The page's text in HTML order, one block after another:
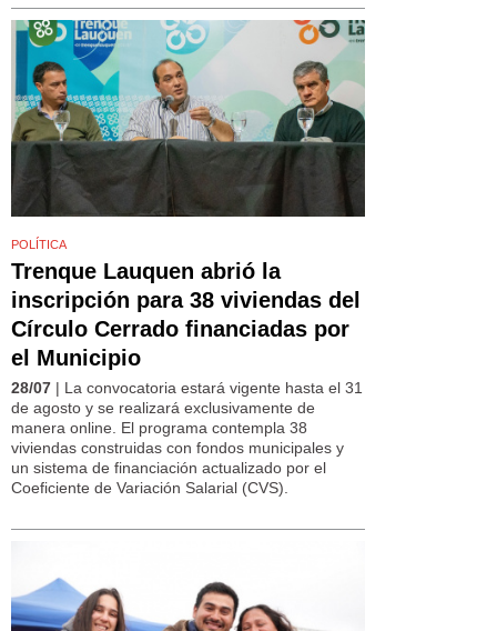
POLÍTICA
Trenque Lauquen abrió la
inscripción para 38 viviendas del
Círculo Cerrado financiadas por
el Municipio
28/07 | La convocatoria estará vigente hasta el 31
de agosto y se realizará exclusivamente de
manera online. El programa contempla 38
viviendas construidas con fondos municipales y
un sistema de financiación actualizado por el
Coeficiente de Variación Salarial (CVS).